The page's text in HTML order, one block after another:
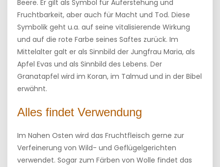
Beere. Er gilt als Symbol für Auferstehung und
Fruchtbarkeit, aber auch für Macht und Tod. Diese
Symbolik geht u.a. auf seine vitalisierende Wirkung
und auf die rote Farbe seines Saftes zurück. Im
Mittelalter galt er als Sinnbild der Jungfrau Maria, als
Apfel Evas und als Sinnbild des Lebens. Der
Granatapfel wird im Koran, im Talmud und in der Bibel
erwähnt.
Alles findet Verwendung
Im Nahen Osten wird das Fruchtfleisch gerne zur
Verfeinerung von Wild- und Geflügelgerichten
verwendet. Sogar zum Färben von Wolle findet das